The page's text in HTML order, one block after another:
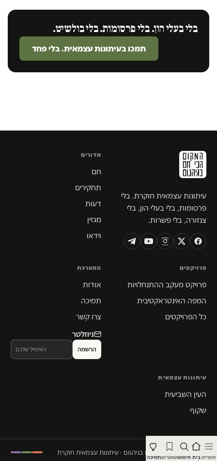
תפריטבית חיפוששמוריםתמיכה
בלי בעלי הון. בלי פרסומות. בלי בולשיט.
תמכו בעיתונות עצמאית. בלי פחד
עיתונות עצמאית חוקרת. בלי
פרסומות, בלי בעלי הון, בלי
צנזורה, בלי פשרות.
מדורים
חם
תחקירים
דעות
מגזין
וידאו
פרויקטים
פרויקט מעקב ההתנחלויות
המפה האינטראקטיבית
כל הפרויקטים
המערכת
אודות
תמיכה
צרו קשר
ניוזלטר
עיתונות עצמאית
העין השביעית
שקוף
© 2026 המקום הכי חם בגיהנום · עיתונות עצמאית חוקרת